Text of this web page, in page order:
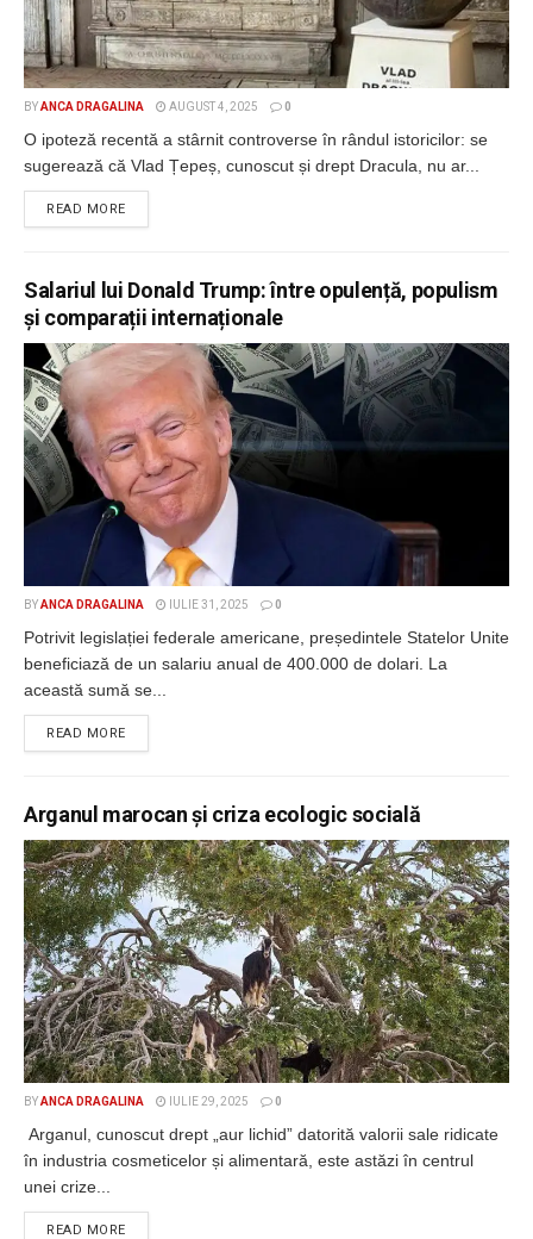
BYANCA DRAGALINA AUGUST 4, 2025 0
O ipoteză recentă a stârnit controverse în rândul istoricilor: se
sugerează că Vlad Țepeș, cunoscut și drept Dracula, nu ar...
READ MOREDETAILS
Salariul lui Donald Trump: între opulență, populism
și comparații internaționale
BYANCA DRAGALINA IULIE 31, 2025 0
Potrivit legislației federale americane, președintele Statelor Unite
beneficiază de un salariu anual de 400.000 de dolari. La
această sumă se...
READ MOREDETAILS
Arganul marocan și criza ecologic socială
BYANCA DRAGALINA IULIE 29, 2025 0
Arganul, cunoscut drept „aur lichid” datorită valorii sale ridicate
în industria cosmeticelor și alimentară, este astăzi în centrul
unei crize...
READ MOREDETAILS